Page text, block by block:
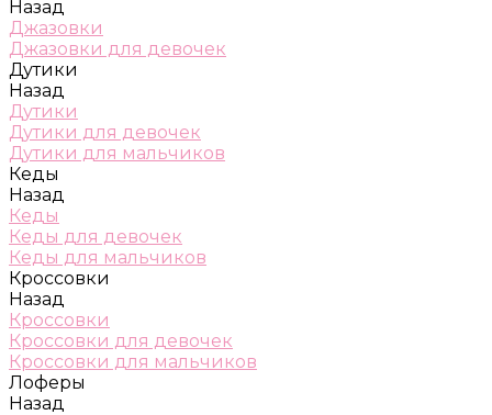
Назад
Джазовки
Джазовки для девочек
Дутики
Назад
Дутики
Дутики для девочек
Дутики для мальчиков
Кеды
Назад
Кеды
Кеды для девочек
Кеды для мальчиков
Кроссовки
Назад
Кроссовки
Кроссовки для девочек
Кроссовки для мальчиков
Лоферы
Назад